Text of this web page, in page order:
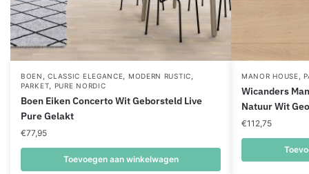
BOEN ,CLASSIC ELEGANCE, MODERN RUSTIC,
PARKET, PURE NORDIC
Boen Eiken Concerto Wit Geborsteld Live
Pure Gelakt
€77,95
Toevoegen aan winkelwagen
MANOR HOUSE,
Wicanders
Natuur Wit
€112,75